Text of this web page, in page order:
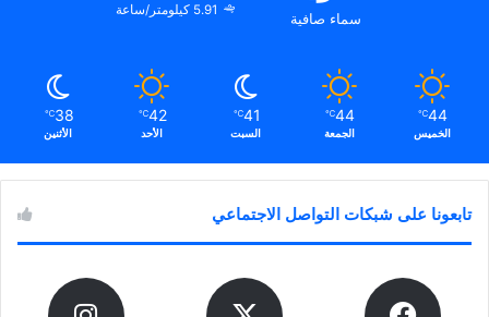
سماء صافية
5.91 كيلومتر/ساعة
44
℃
الخميس
44
℃
الجمعة
41
℃
السبت
42
℃
الأحد
38
℃
الأثنين
تابعونا على شبكات التواصل الاجتماعي